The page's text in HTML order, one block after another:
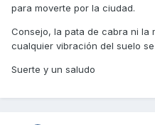
para moverte por la ciudad.
Consejo, la pata de cabra ni la
cualquier vibración del suelo
Suerte y un saludo